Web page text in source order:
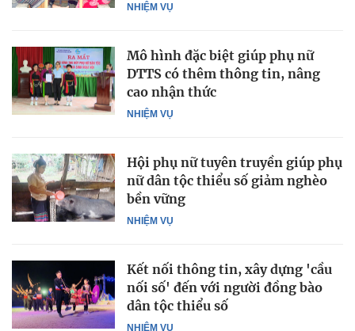
NHIỆM VỤ
NHIỆM VỤ
Mô hình đặc biệt giúp phụ nữ
DTTS có thêm thông tin, nâng
cao nhận thức
NHIỆM VỤ
Hội phụ nữ tuyên truyền giúp phụ
nữ dân tộc thiểu số giảm nghèo
bền vững
NHIỆM VỤ
Kết nối thông tin, xây dựng 'cầu
nối số' đến với người đồng bào
dân tộc thiểu số